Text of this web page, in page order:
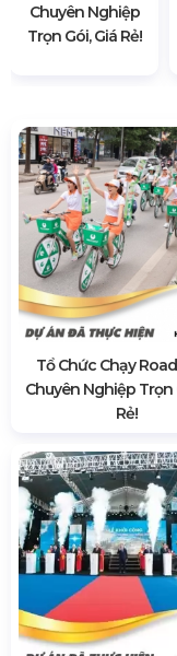
Chuyên Nghiệp
Trọn Gói, Giá Rẻ!
Tổ Chức Chạy
Chuyên Nghiệp Trọn
Rẻ!